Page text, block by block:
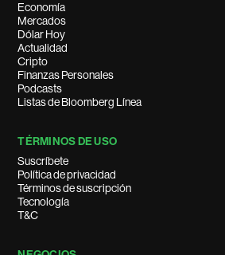
Economía
Mercados
Dólar Hoy
Actualidad
Cripto
Finanzas Personales
Podcasts
Listas de Bloomberg Línea
TÉRMINOS DE USO
Suscríbete
Política de privacidad
Términos de suscripción
Tecnología
T&C